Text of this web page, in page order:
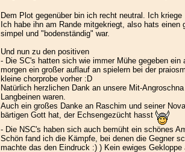
Dem Plot gegenüber bin ich recht neutral. Ich
Ich habe ihn am Rande mitgekriegt, also hats
simpel und "bodenständig" war.
Und nun zu den positiven
- Die SC's hatten sich wie immer Mühe gegeben
morgen ein großer auflauf an spielern bei der
kleine chorprobe vorher :D
Natürlich herzlichen Dank an unsere Mit-
Langbeinen waren.
Auch ein großes Danke an Raschim und seiner
bärtigen Gott hat, der Echsengezücht hasst
- Die NSC's haben sich auch bemüht ein schönes
Schön fand ich die Kämpfe, bei denen die Gegner
machte das den Eindruck :) ) Kein ewiges